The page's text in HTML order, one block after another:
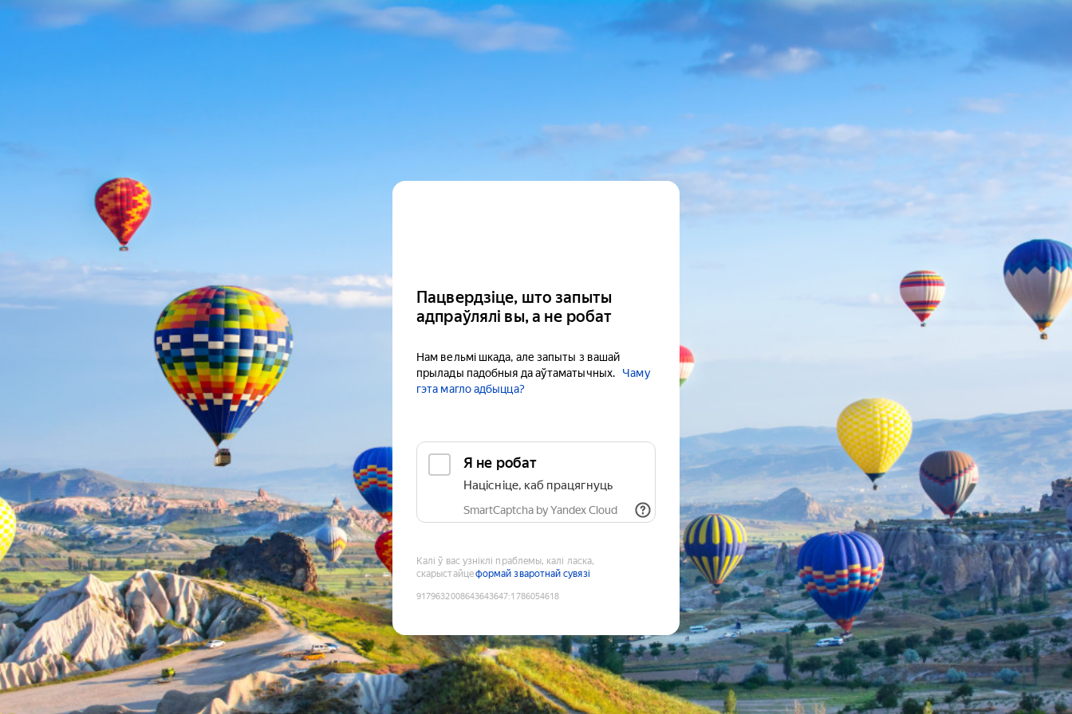
Пацвердзіце, што запыты
адпраўлялі вы, а не робат
Нам вельмі шкада, але запыты з вашай
прылады падобныя да аўтаматычных.
Чаму
гэта магло адбыцца?
Я не робат
Націсніце, каб працягнуць
SmartCaptcha by Yandex Cloud
Калі ў вас узніклі праблемы, калі ласка,
скарыстайцеформай зваротнай сувязі
9179632008643643647:1786054618